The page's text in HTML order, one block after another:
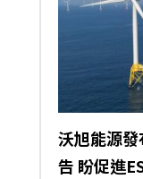
沃旭能源
告 盼促進